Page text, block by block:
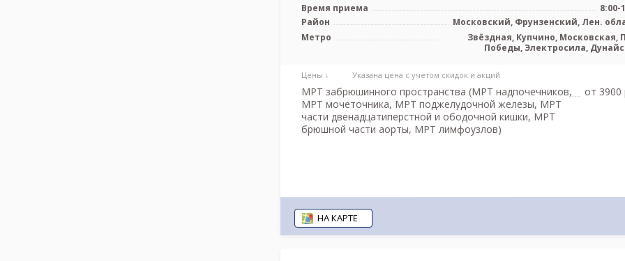
Время приема
8:00-
Район
Московский, Фрунзенский, Лен.
Метро
Звёздная, Купчино, Московская,
Победы, Электросила,
Цены ↓ Указана цена с учетом скидок и акций
МРТ забрюшинного пространства (МРТ надпочечников,
МРТ мочеточника, МРТ поджелудочной железы, МРТ
части двенадцатиперстной и ободочной кишки, МРТ
брюшной части аорты, МРТ лимфоузлов)
от 3900
НА КАРТЕ